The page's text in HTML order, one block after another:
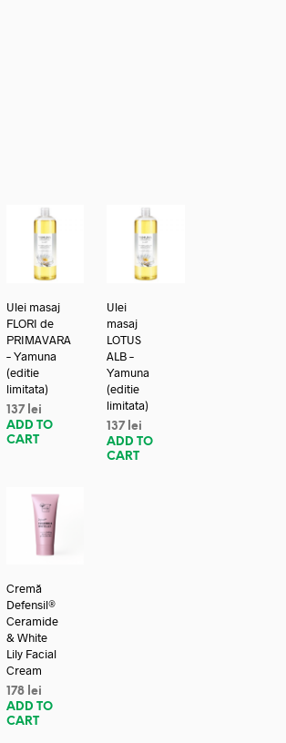
Ulei masaj
FLORI de
PRIMAVARA
– Yamuna
(editie
limitata)
137 lei
ADD TO
CART
Ulei
masaj
LOTUS
ALB –
Yamuna
(editie
limitata)
137 lei
ADD TO
CART
Cremă
Defensil®
Ceramide
& White
Lily Facial
Cream
178 lei
ADD TO
CART